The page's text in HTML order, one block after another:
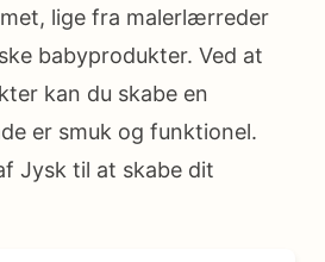
lige fra malerlærreder
babyprodukter. Ved at
kan du skabe en
er smuk og funktionel.
Jysk til at skabe dit